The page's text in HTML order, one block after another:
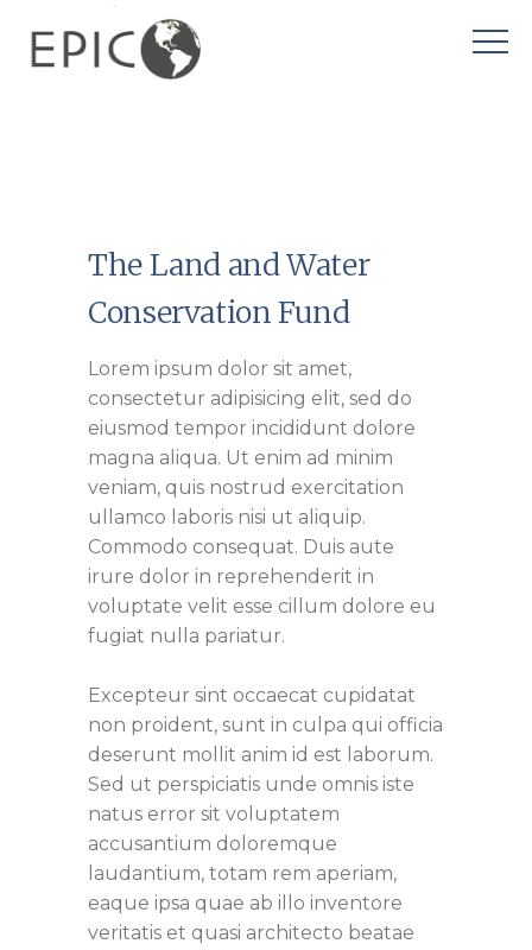
The Land and Water
Conservation Fund
Lorem ipsum dolor sit amet,
consectetur adipisicing elit, sed do
eiusmod tempor incididunt dolore
magna aliqua. Ut enim ad minim
veniam, quis nostrud exercitation
ullamco laboris nisi ut aliquip.
Commodo consequat. Duis aute
irure dolor in reprehenderit in
voluptate velit esse cillum dolore eu
fugiat nulla pariatur.
Excepteur sint occaecat cupidatat
non proident, sunt in culpa qui officia
deserunt mollit anim id est laborum.
Sed ut perspiciatis unde omnis iste
natus error sit voluptatem
accusantium doloremque
laudantium, totam rem aperiam,
eaque ipsa quae ab illo inventore
veritatis et quasi architecto beatae